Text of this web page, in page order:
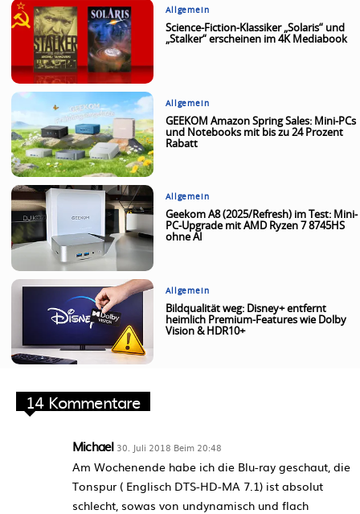
Allgemein
Science-Fiction-Klassiker „Solaris“ und
„Stalker“ erscheinen im 4K Mediabook
Allgemein
GEEKOM Amazon Spring Sales: Mini-PCs
und Notebooks mit bis zu 24 Prozent
Rabatt
Allgemein
Geekom A8 (2025/Refresh) im Test: Mini-
PC-Upgrade mit AMD Ryzen 7 8745HS
ohne AI
Allgemein
Bildqualität weg: Disney+ entfernt
heimlich Premium-Features wie Dolby
Vision & HDR10+
14 Kommentare
Michael 30. Juli 2018 Beim 20:48
Am Wochenende habe ich die Blu-ray geschaut, die
Tonspur ( Englisch DTS-HD-MA 7.1) ist absolut
schlecht, sowas von undynamisch und flach